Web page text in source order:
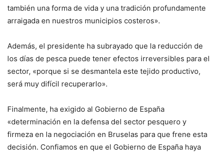
también una forma de vida y una tradición profundamente
arraigada en nuestros municipios costeros».
Además, el presidente ha subrayado que la reducción de
los días de pesca puede tener efectos irreversibles para el
sector, «porque si se desmantela este tejido productivo,
será muy difícil recuperarlo».
Finalmente, ha exigido al Gobierno de España
«determinación en la defensa del sector pesquero y
firmeza en la negociación en Bruselas para que frene esta
decisión. Confiamos en que el Gobierno de España haya